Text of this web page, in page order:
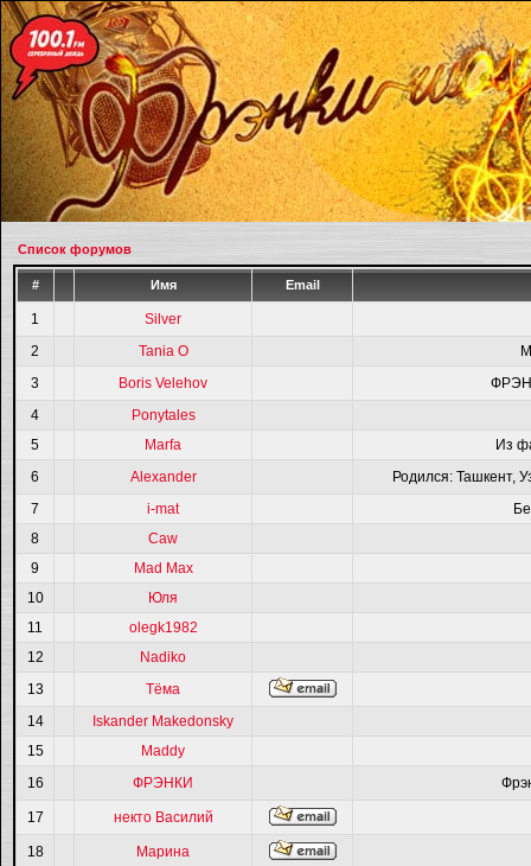
Список форумов
# Имя Email
1
Silver
2
Tania O
3
Boris Velehov
4
Ponytales
5
Marfa
Из
6
Alexander
Родился: Ташкент,
7
i-mat
8
Caw
9
Mad Max
10
Юля
11
olegk1982
12
Nadiko
13
Тёма
14
Iskander Makedonsky
15
Maddy
16
ФРЭНКИ
17 некто Василий
18 Марина